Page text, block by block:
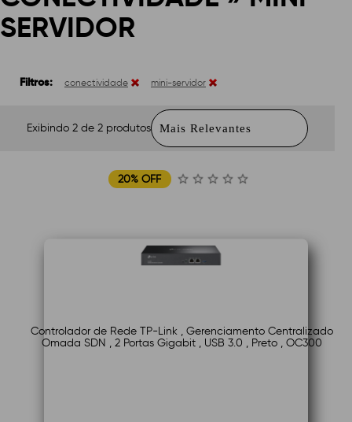
SERVIDOR
Filtros: conectividade mini-servidor
Exibindo 2 de 2 produtos
20% OFF
Controlador de Rede TP-Link , Gerenciamento Centralizado
Omada SDN , 2 Portas Gigabit , USB 3.0 , Preto , OC300